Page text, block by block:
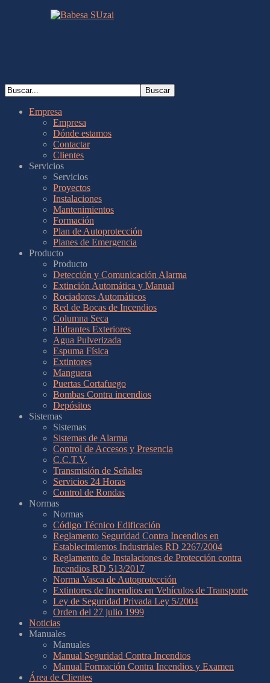
Empresa
Empresa
Dónde estamos
Contactar
Clientes
Servicios
Servicios
Proyectos
Instalaciones
Mantenimientos
Formación
Plan de Autoprotección
Planes de Emergencia
Producto
Producto
Detección y Comunicación Alarma
Extinción Automática y Manual
Rociadores Automáticos
Red de Bocas de Incendios
Columna Seca
Hidrantes Exteriores
Agua Pulverizada
Espuma Física
Extintores
Manguera
Puertas Cortafuego
Bombas Contra incendios
Depósitos
Sistemas
Sistemas
Sistemas de Alarma
Control de Accesos y Presencia
C.C.T.V.
Transmisión de Señales
Servicios 24 Horas
Control de Rondas
Normas
Normas
Código Técnico Edificación
Reglamento Seguridad Contra Incendios en
Establecimientos Industriales RD 2267/2004
Reglamento de Instalaciones de Protección contra
Incendios RD 513/2017
Norma Vasca de Autoprotección
Extintores de Incendios en Vehículos de Transporte
Ley de Seguridad Privada Ley 5/2004
Orden del 27 julio 1999
Noticias
Manuales
Manuales
Manual Seguridad Contra Incendios
Manual Formación Contra Incendios y Examen
Área de Clientes